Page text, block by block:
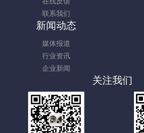
联系我们
新闻动态
媒体报道
行业资讯
企业新闻
关注我们